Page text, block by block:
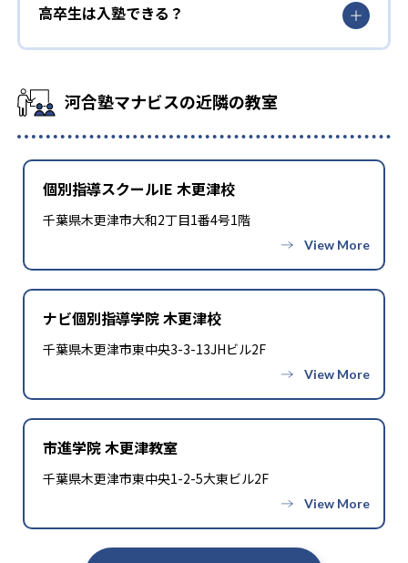
高卒生は入塾できる？
河合塾マナビスの近隣の教室
個別指導スクールIE 木更津校
千葉県木更津市大和2丁目1番4号1階
ナビ個別指導学院 木更津校
千葉県木更津市東中央3-3-13JHビル2F
市進学院 木更津教室
千葉県木更津市東中央1-2-5大東ビル2F